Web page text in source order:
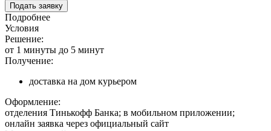
Подать заявку
Подробнее
Условия
Решение:
от 1 минуты до 5 минут
Получение:
доставка на дом курьером
Оформление:
отделения Тинькофф Банка; в мобильном приложении;
онлайн заявка через официальный сайт